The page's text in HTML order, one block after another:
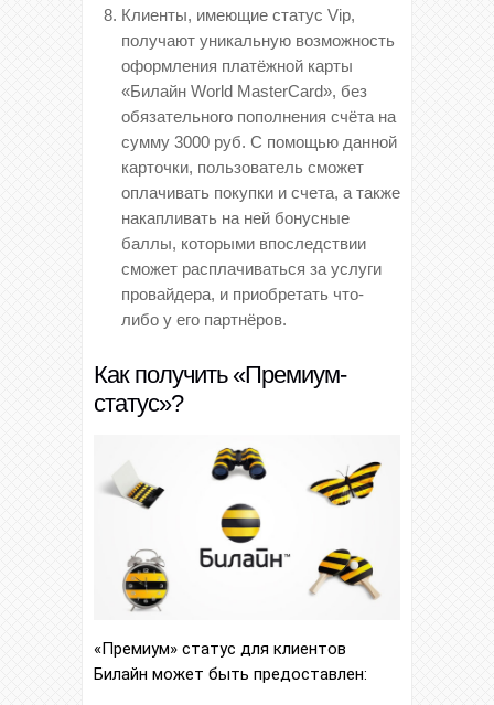
Клиенты, имеющие статус Vip,
получают уникальную возможность
оформления платёжной карты
«Билайн World MasterCard», без
обязательного пополнения счёта на
сумму 3000 руб. С помощью данной
карточки, пользователь сможет
оплачивать покупки и счета, а также
накапливать на ней бонусные
баллы, которыми впоследствии
сможет расплачиваться за услуги
провайдера, и приобретать что-
либо у его партнёров.
Как получить «Премиум-
статус»?
«Премиум» статус для клиентов
Билайн может быть предоставлен: